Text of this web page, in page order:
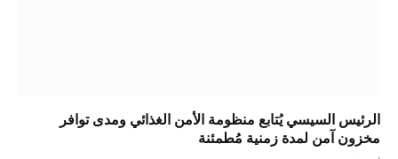
الرئيس السيسي يُتابع منظومة الأمن الغذائي ومدى توافر
مخزون آمن لمدة زمنية مُطمئنة